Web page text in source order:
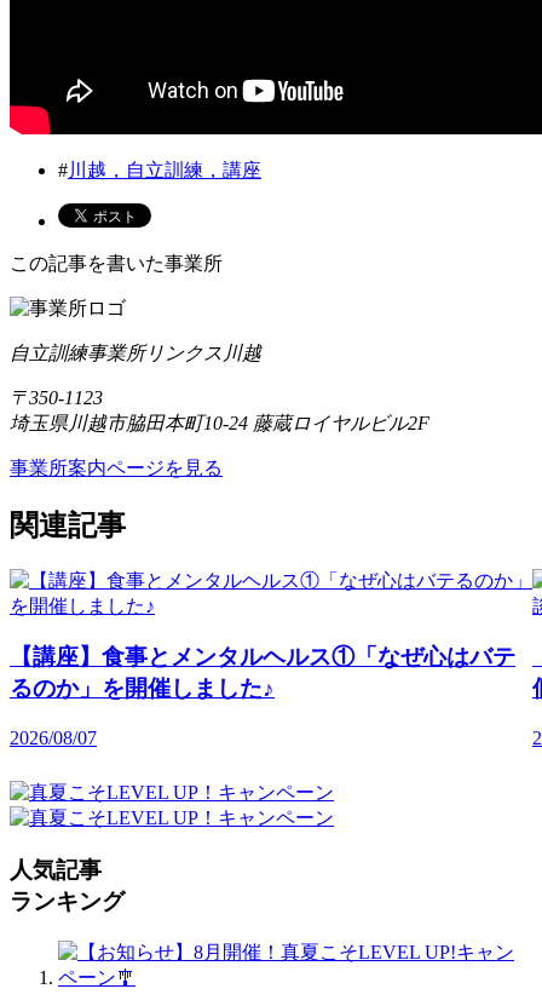
#川越，自立訓練，講座
この記事を書いた事業所
自立訓練事業所リンクス川越
〒350-1123
埼玉県川越市脇田本町10-24 藤蔵ロイヤルビル2F
事業所案内ページを見る
関連記事
【講座】食事とメンタルヘルス①「なぜ心はバテ
るのか」を開催しました♪
2026/08/07
人気記事
ランキング